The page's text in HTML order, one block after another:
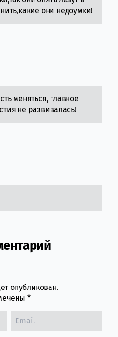
они недоумки!
меняться, главное
не развивалась!
опубликован.
*